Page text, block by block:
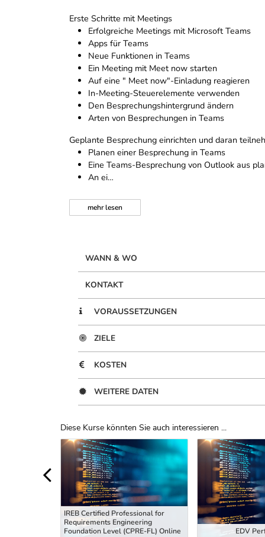
Erste Schritte mit Meetings
Erfolgreiche Meetings mit Microsoft Teams
Apps für Teams
Neue Funktionen in Teams
Ein Meeting mit Meet now starten
Auf eine " Meet now"-Einladung reagieren
In-Meeting-Steuerelemente verwenden
Den Besprechungshintergrund ändern
Arten von Besprechungen in Teams
Geplante Besprechung einrichten und daran
Planen einer Besprechung in Teams
Eine Teams-Besprechung von Outlook aus
An ei…
mehrlesen
WANN & WO
KONTAKT
VORAUSSETZUNGEN
ZIELE
KOSTEN
WEITERE DATEN
Diese Kurse könnten Sie auch interessieren ...
Uber Weiterbildungsvorschläge
IREB Certified Professional for
Requirements Engineering
Foundation Level (CPRE-FL) Online
EDV